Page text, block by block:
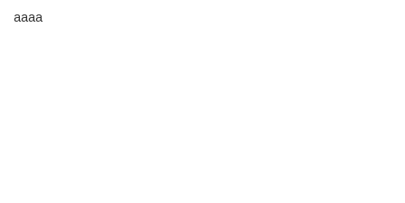
aaaa